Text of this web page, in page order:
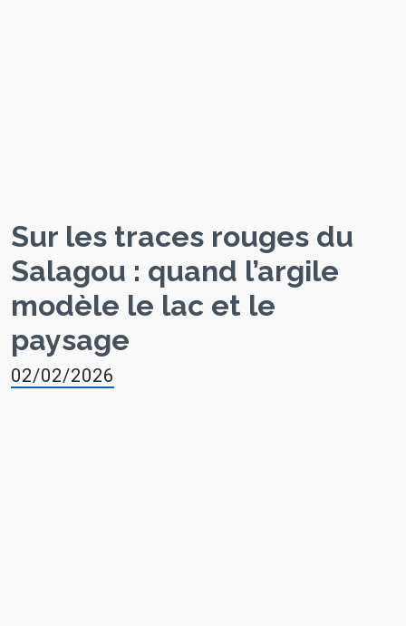
Sur les traces rouges du
Salagou : quand l’argile
modèle le lac et le
paysage
02/02/2026